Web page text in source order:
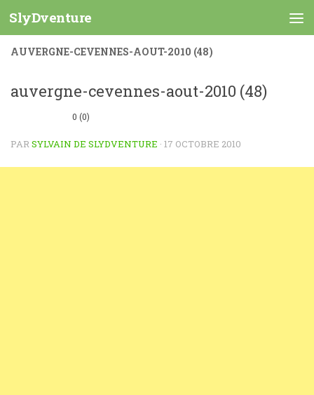
Skip to content
SlyDventure
AUVERGNE-CEVENNES-AOUT-2010 (48)
auvergne-cevennes-aout-2010 (48)
0 (0)
PARSYLVAIN DE SLYDVENTURE · 17 OCTOBRE 2010